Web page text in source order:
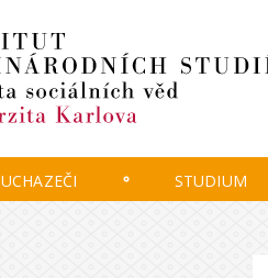
UCHAZEČI STUDIUM